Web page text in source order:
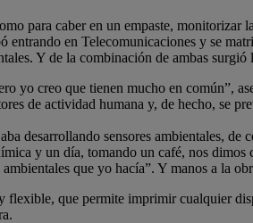
para caber en un empaste,
en Telecomunicaciones y se
Y de la combinación de ambas surgió
yo creo que tienen mucho en común”,
de actividad humana y, de hecho, se
desarrollando sensores ambientales,
y un día, tomando un café, nos dimos
que yo hacía”. Y manos a la
que permite imprimir cualquier